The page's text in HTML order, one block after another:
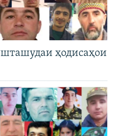
ҳодисаҳои